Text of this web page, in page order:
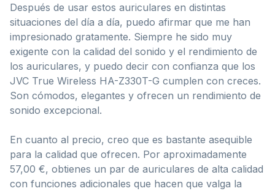
Después de usar estos auriculares en distintas
situaciones del día a día, puedo afirmar que me han
impresionado gratamente. Siempre he sido muy
exigente con la calidad del sonido y el rendimiento de
los auriculares, y puedo decir con confianza que los
JVC True Wireless HA-Z330T-G cumplen con creces.
Son cómodos, elegantes y ofrecen un rendimiento de
sonido excepcional.
En cuanto al precio, creo que es bastante asequible
para la calidad que ofrecen. Por aproximadamente
57,00 €, obtienes un par de auriculares de alta calidad
con funciones adicionales que hacen que valga la